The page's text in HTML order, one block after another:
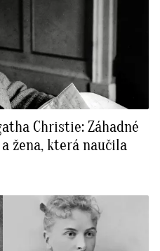
Christie: Záhadné
žena, která naučila